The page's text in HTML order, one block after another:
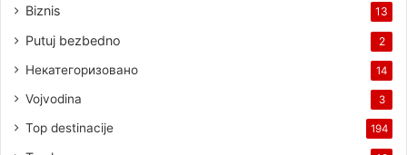
Biznis 13
Putuj bezbedno 2
Некатегоризовано 14
Vojvodina 3
Top destinacije 194